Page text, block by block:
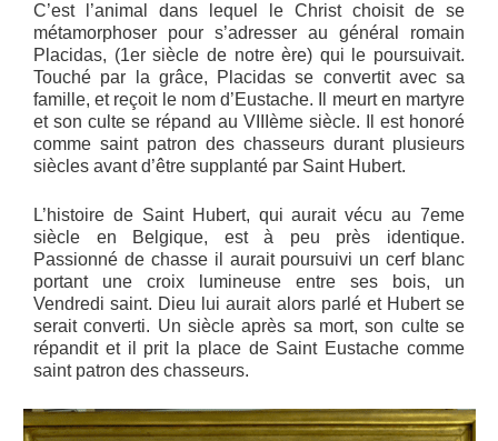
C’est l’animal dans lequel le Christ choisit de se
métamorphoser pour s’adresser au général romain
Placidas, (1er siècle de notre ère) qui le poursuivait.
Touché par la grâce, Placidas se convertit avec sa
famille, et reçoit le nom d’Eustache. Il meurt en martyre
et son culte se répand au VIIIème siècle. Il est honoré
comme saint patron des chasseurs durant plusieurs
siècles avant d’être supplanté par Saint Hubert.
L’histoire de Saint Hubert, qui aurait vécu au 7eme
siècle en Belgique, est à peu près identique.
Passionné de chasse il aurait poursuivi un cerf blanc
portant une croix lumineuse entre ses bois, un
Vendredi saint. Dieu lui aurait alors parlé et Hubert se
serait converti. Un siècle après sa mort, son culte se
répandit et il prit la place de Saint Eustache comme
saint patron des chasseurs.